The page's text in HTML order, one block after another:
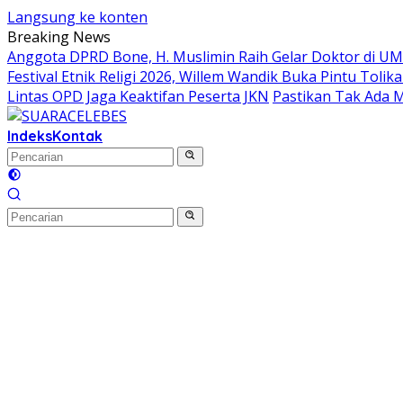
Langsung ke konten
Breaking News
Anggota DPRD Bone, H. Muslimin Raih Gelar Doktor di
Festival Etnik Religi 2026, Willem Wandik Buka Pintu
Lintas OPD Jaga Keaktifan Peserta JKN Pastikan Tak Ada
IndeksKontak